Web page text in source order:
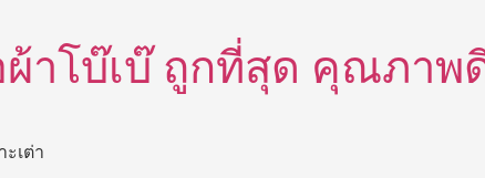
ผ้าโบ๊เบ๊ ถูกที่สุด คุณภาพ
ะเต่า